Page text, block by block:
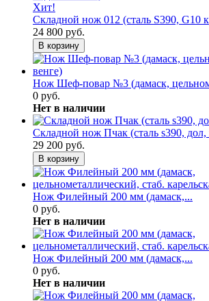
Хит!
Складной нож 012 (сталь S390, G10
24 800 руб.
В корзину
Нож Шеф-повар №3 (дамаск,
0 руб.
Нет в наличии
Складной нож Пчак (сталь s390, дол,
29 200 руб.
В корзину
Нож Филейный 200 мм (дамаск,...
0 руб.
Нет в наличии
Нож Филейный 200 мм (дамаск,...
0 руб.
Нет в наличии